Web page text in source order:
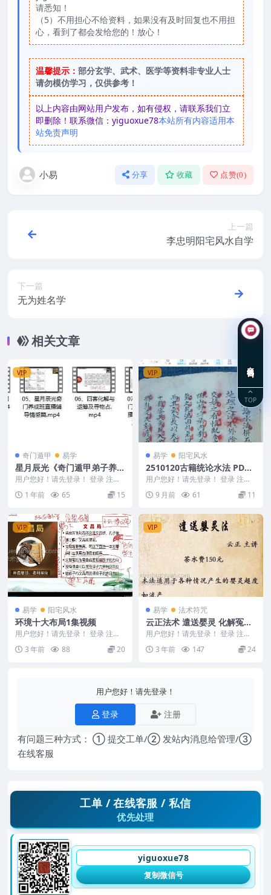
请悉知！
（5）不用担心不给资料，如果没有及时回复也不用担
心，看到了都会发给您的！放心！
温馨提示： 部分玄学、武术、医学等资料非专业人士
请勿模仿学习，仅供参考！
以上内容由网站用户发布，如有侵权，请联系我们立
即删除！联系微信：yiguoxue78本站所有内容适用本
站免责声明
小易 分享 收藏 点赞(0)
上一篇
李忠明阳宅风水自学
下一篇
无为姓名学
相关文章
VIP
奇门遁甲 易学
星月辰光《奇门遁甲弟子养成
班》10集
用户您好！请先登录！ 登录 注册
星月辰光《奇门遁甲弟子养成班》
10集 2503...
1 年前 65 15
VIP
易学 阳宅风水
2510120古籍统论水法 PDF
文档100页 电子版Y
用户您好！请先登录！ 登录 注册
古籍统论水法 PDF文档100页 电子
版Y 2...
9 月前 61 11
VIP
易学 阳宅风水
环境十大布局1集视频
用户您好！请先登录！ 登录 注册
3 年前 88 20
VIP
易学 法术符咒
云正法术 遣送婴灵 化解冤亲
债主 课程+录音+讲义文档pd
f
用户您好！请先登录！ 登录 注册
云正道法 遣送婴灵课程教学 云正
遣送婴灵微...
3 年前 147 24
用户您好！请先登录！
登录 注册
有问题三种方式： ① 提交工单/② 发站内消息给管理/③
在线客服
工单 / 在线客服 / 私信
优先处理
yiguoxue78
复制微信号
TOP